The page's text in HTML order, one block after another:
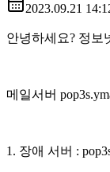
2023.09.21
안녕하세요? 정보
메일서버
1. 장애 서버 :